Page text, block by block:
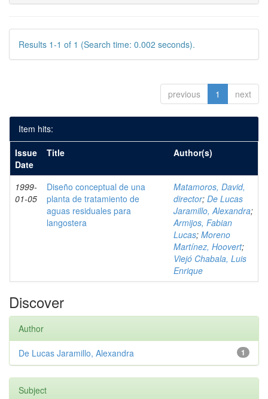
Results 1-1 of 1 (Search time: 0.002 seconds).
previous 1 next
Item hits:
Issue
Date
Title Author(s)
1999-
01-05
Diseño conceptual de una
planta de tratamiento de
aguas residuales para
langostera
Matamoros, David,
director; De Lucas
Jaramillo, Alexandra;
Armijos, Fabian
Lucas; Moreno
Martínez, Hoovert;
Viejó Chabala, Luis
Enrique
Discover
Author
1
De Lucas Jaramillo, Alexandra
Subject